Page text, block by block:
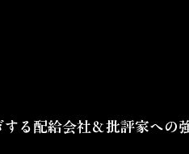
する配給会社＆批評家への